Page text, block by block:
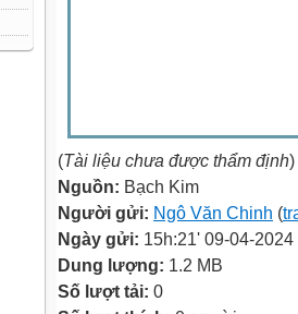
(Tài liệu chưa được thẩm định)
Nguồn: Bạch Kim
Người gửi: Ngô Văn Chinh (
Ngày gửi: 15h:21' 09-04-2024
Dung lượng: 1.2 MB
Số lượt tải: 0